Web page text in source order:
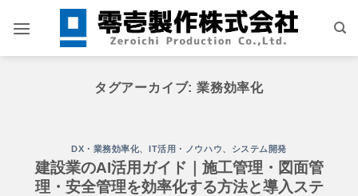
タグアーカイブ:業務効率化
DX・業務効率化、IT活用・ノウハウ、 システム開発
建設業のAI活用ガイド｜施工管理・図面管
理・安全管理を効率化する方法と導入ステ